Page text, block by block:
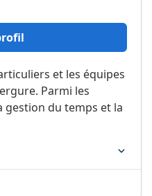
et les équipes
Parmi les
du temps et la